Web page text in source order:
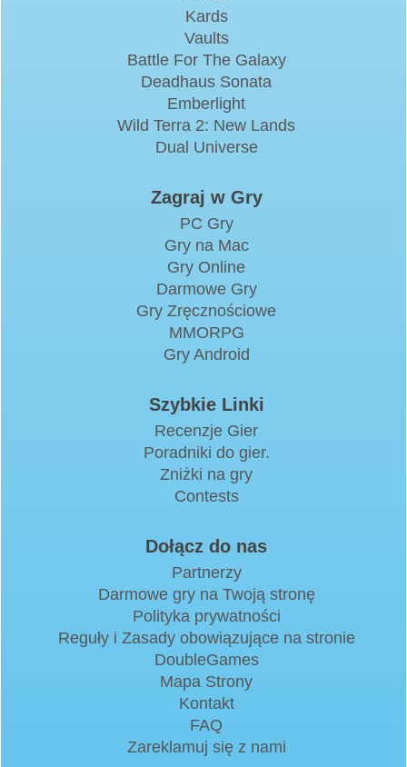
Kards
Vaults
Battle For The Galaxy
Deadhaus Sonata
Emberlight
Wild Terra 2: New Lands
Dual Universe
Zagraj w Gry
PC Gry
Gry na Mac
Gry Online
Darmowe Gry
Gry Zręcznościowe
MMORPG
Gry Android
Szybkie Linki
Recenzje Gier
Poradniki do gier.
Zniżki na gry
Contests
Dołącz do nas
Partnerzy
Darmowe gry na Twoją stronę
Polityka prywatności
Reguły i Zasady obowiązujące na stronie
DoubleGames
Mapa Strony
Kontakt
FAQ
Zareklamuj się z nami